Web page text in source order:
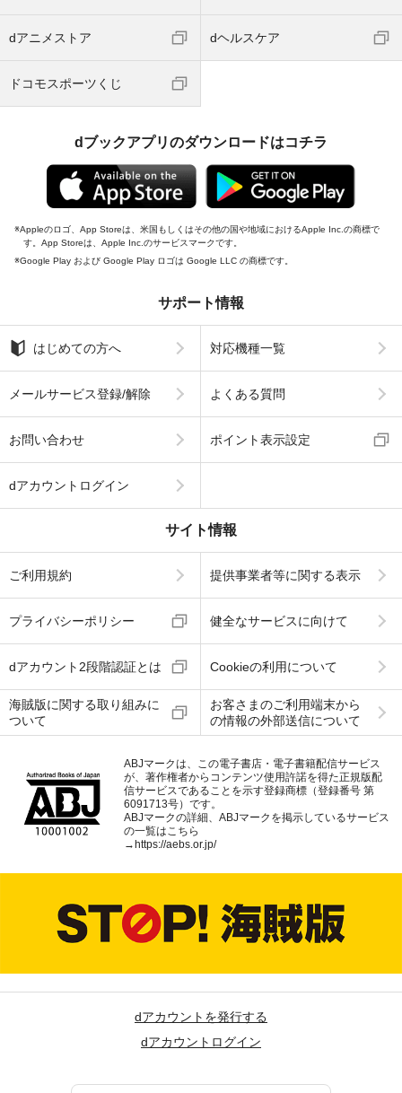
dアニメストア dヘルスケア
ドコモスポーツくじ
dブックアプリのダウンロードはコチラ
Appleのロゴ、App Storeは、米国もしくはその他の国や地域におけるApple Inc.の商標で
す。App Storeは、Apple Inc.のサービスマークです。
Google Play および Google Play ロゴは Google LLC の商標です。
サポート情報
はじめての方へ 対応機種一覧
メールサービス登録/解除 よくある質問
お問い合わせ ポイント表示設定
dアカウントログイン
サイト情報
ご利用規約 提供事業者等に関する表示
プライバシーポリシー 健全なサービスに向けて
dアカウント2段階認証とは Cookieの利用について
海賊版に関する取り組みに
ついて
お客さまのご利用端末から
の情報の外部送信について
ABJマークは、この電子書店・電子書籍配信サービス
が、著作権者からコンテンツ使用許諾を得た正規版配
信サービスであることを示す登録商標（登録番号 第
6091713号）です。
ABJマークの詳細、ABJマークを掲示しているサービス
の一覧はこちら
→https://aebs.or.jp/
dアカウントを発行する
dアカウントログイン